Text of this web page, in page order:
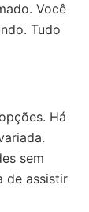
Você
Tudo
Há
sem
de assistir